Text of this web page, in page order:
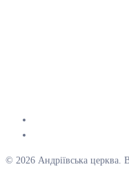
© 2026 Андріївська церква.